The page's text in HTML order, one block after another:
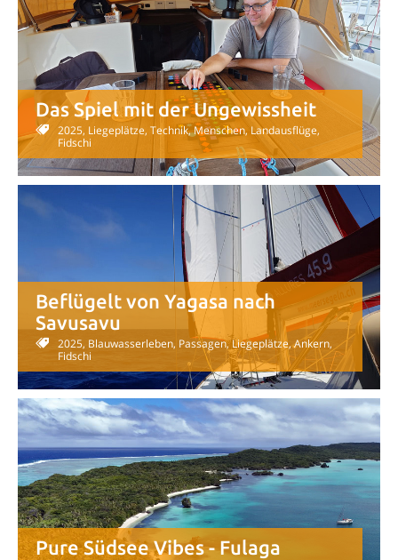
Das Spiel mit der Ungewissheit
2025, Liegeplätze, Technik, Menschen, Landausflüge,
Fidschi
Beflügelt von Yagasa nach
Savusavu
2025, Blauwasserleben, Passagen, Liegeplätze, Ankern,
Fidschi
Pure Südsee Vibes - Fulaga